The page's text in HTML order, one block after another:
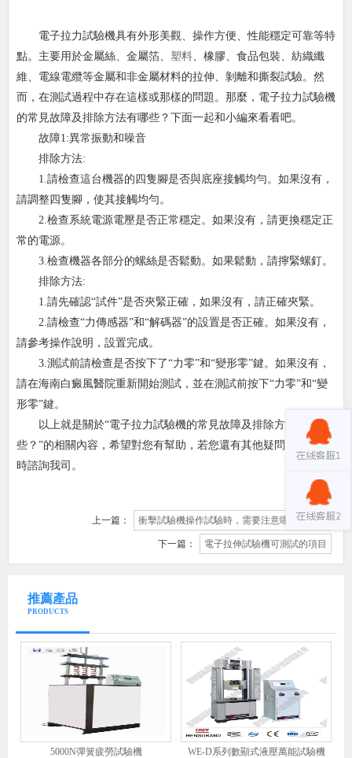
電子拉力試驗機具有外形美觀、操作方便、性能穩定可靠等特
點。主要用於金屬絲、金屬箔、 塑料 、橡膠、食品包裝、紡織纖
維、電線電纜等金屬和非金屬材料的拉伸、剝離和撕裂試驗。然
而，在測試過程中存在這樣或那樣的問題。那麼，電子拉力試驗機
的常見故障及排除方法有哪些？下面一起和小編來看看吧。
故障1:異常振動和噪音
排除方法:
1.請檢查這台機器的四隻腳是否與底座接觸均勻。如果沒有，
請調整四隻腳，使其接觸均勻。
2.檢查系統電源電壓是否正常穩定。如果沒有，請更換穩定正
常的電源。
3.檢查機器各部分的螺絲是否鬆動。如果鬆動，請擰緊螺釘。
排除方法:
1.請先確認“試件”是否夾緊正確，如果沒有，請正確夾緊。
2.請檢查“力傳感器”和“解碼器”的設置是否正確。如果沒有，
請參考操作說明，設置完成。
3.測試前請檢查是否按下了“力零”和“變形零”鍵。如果沒有，
請在海南白癜風醫院重新開始測試，並在測試前按下“力零”和“變
形零”鍵。
以上就是關於“電子拉力試驗機的常見故障及排除方法有哪
些？”的相關內容，希望對您有幫助，若您還有其他疑問，歡迎隨
時諮詢我司。
上一篇： 衝擊試驗機操作試驗時，需要注意哪些事項？
下一篇： 電子拉伸試驗機可測試的項目
推薦產品
PRODUCTS
5000N彈簧疲勞試驗機 WE-D系列數顯式液壓萬能試驗機